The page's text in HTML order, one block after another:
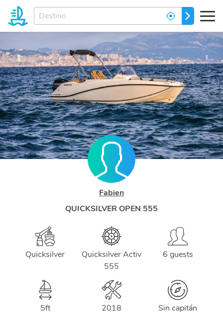
Ingrese
el
destino
sus
sueños...
IR
Fabien
QUICKSILVER OPEN 555
Quicksilver
Quicksilver Activ
555
6 guests
5ft 2018
Sin capitán